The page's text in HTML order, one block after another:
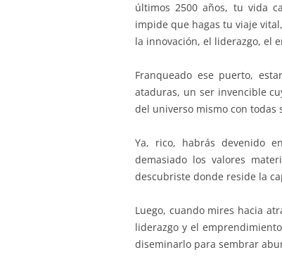
últimos 2500 años, tu vida
impide que hagas tu viaje
la innovación, el liderazgo, el
Franqueado ese puerto,
ataduras, un ser invencible
del universo mismo con todas
Ya, rico, habrás devenido
demasiado los valores
descubriste donde reside la
Luego, cuando mires hacia
liderazgo y el
diseminarlo para sembrar